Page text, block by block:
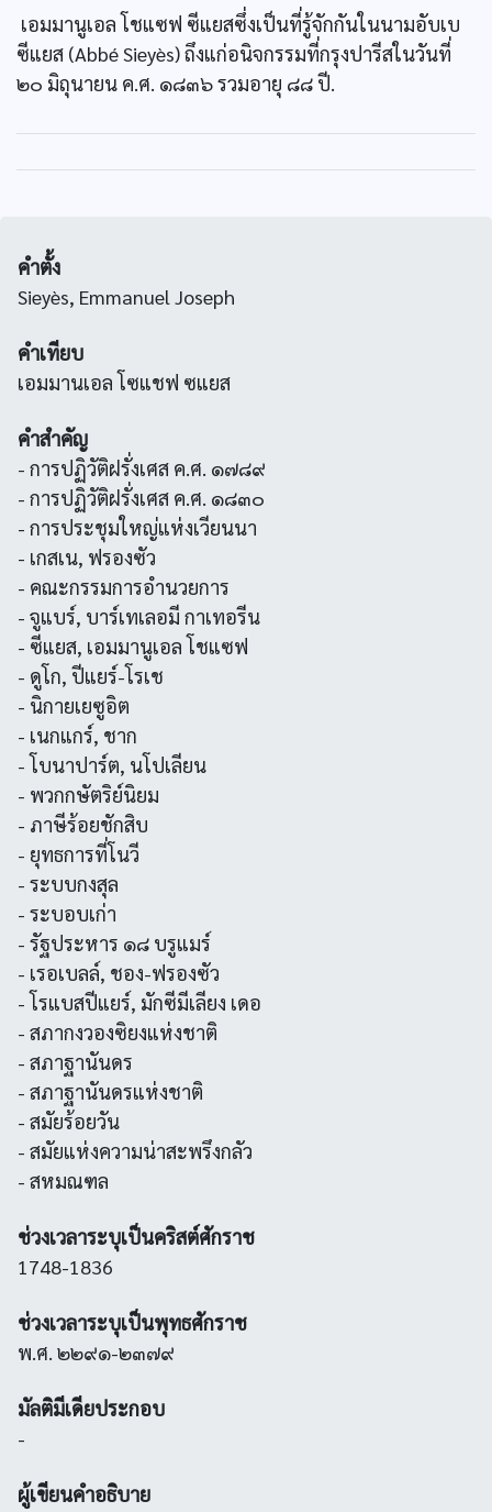
เอมมานูเอล โชแซฟ ซีแยสซึ่งเป็นที่รู้จักกันในนามอับเบ
ซีแยส (Abbé Sieyès) ถึงแก่อนิจกรรมที่กรุงปารีสในวันที่
๒๐ มิถุนายน ค.ศ. ๑๘๓๖ รวมอายุ ๘๘ ปี.
คำตั้ง
Sieyès, Emmanuel Joseph
คำเทียบ
เอมมานเอล โซแชฟ ซแยส
คำสำคัญ
- การปฏิวัติฝรั่งเศส ค.ศ. ๑๗๘๙
- การปฏิวัติฝรั่งเศส ค.ศ. ๑๘๓๐
- การประชุมใหญ่แห่งเวียนนา
- เกสเน, ฟรองซัว
- คณะกรรมการอำนวยการ
- จูแบร์, บาร์เทเลอมี กาเทอรีน
- ซีแยส, เอมมานูเอล โชแซฟ
- ดูโก, ปีแยร์-โรเช
- นิกายเยซูอิต
- เนกแกร์, ชาก
- โบนาปาร์ต, นโปเลียน
- พวกกษัตริย์นิยม
- ภาษีร้อยชักสิบ
- ยุทธการที่โนวี
- ระบบกงสุล
- ระบอบเก่า
- รัฐประหาร ๑๘ บรูแมร์
- เรอเบลล์, ชอง-ฟรองซัว
- โรแบสปีแยร์, มักซีมีเลียง เดอ
- สภากงวองซิยงแห่งชาติ
- สภาฐานันดร
- สภาฐานันดรแห่งชาติ
- สมัยร้อยวัน
- สมัยแห่งความน่าสะพรึงกลัว
- สหมณฑล
ช่วงเวลาระบุเป็นคริสต์ศักราช
1748-1836
ช่วงเวลาระบุเป็นพุทธศักราช
พ.ศ. ๒๒๙๑-๒๓๗๙
มัลติมีเดียประกอบ
-
ผู้เขียนคำอธิบาย